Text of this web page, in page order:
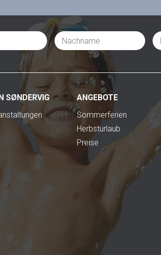
SØNDERVIG
ANGEBOTE
Sommerferien
Herbsturlaub
Preise